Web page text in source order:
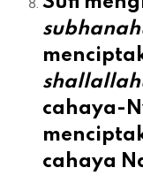
cahaya-
cahaya